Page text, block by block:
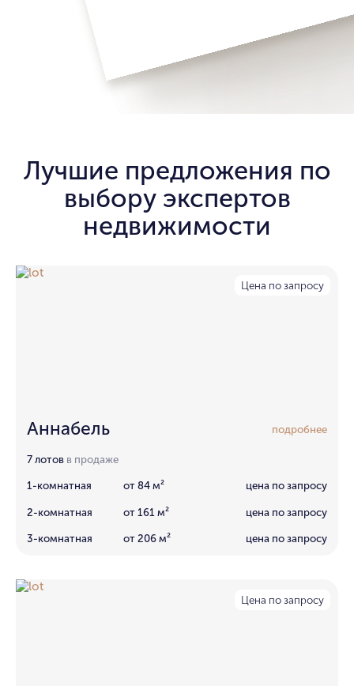
Лучшие предложения по
выбору экспертов
недвижимости
Цена по запросу
Аннабель подробнее
7 лотов в продаже
1-комнатная от 84 м² цена по запросу
2-комнатная от 161 м² цена по запросу
3-комнатная от 206 м² цена по запросу
Цена по запросу